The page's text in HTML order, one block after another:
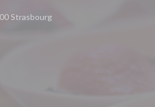
Strasbourg((在新窗口中打开))